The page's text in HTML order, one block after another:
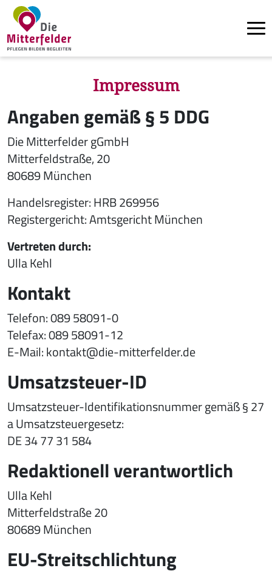
Direkt zum Inhalt
Impressum
Angaben gemäß § 5 DDG
Die Mitterfelder gGmbH
Mitterfeldstraße, 20
80689 München
Handelsregister: HRB 269956
Registergericht: Amtsgericht München
Vertreten durch:
Ulla Kehl
Kontakt
Telefon: 089 58091-0
Telefax: 089 58091-12
E-Mail: kontakt@die-mitterfelder.de
Umsatzsteuer-ID
Umsatzsteuer-Identifikationsnummer gemäß § 27
a Umsatzsteuergesetz:
DE 34 77 31 584
Redaktionell verantwortlich
Ulla Kehl
Mitterfeldstraße 20
80689 München
EU-Streitschlichtung